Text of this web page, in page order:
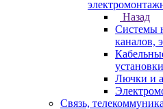
Назад
Системы
каналов,
установки
Лючки и
Связь,